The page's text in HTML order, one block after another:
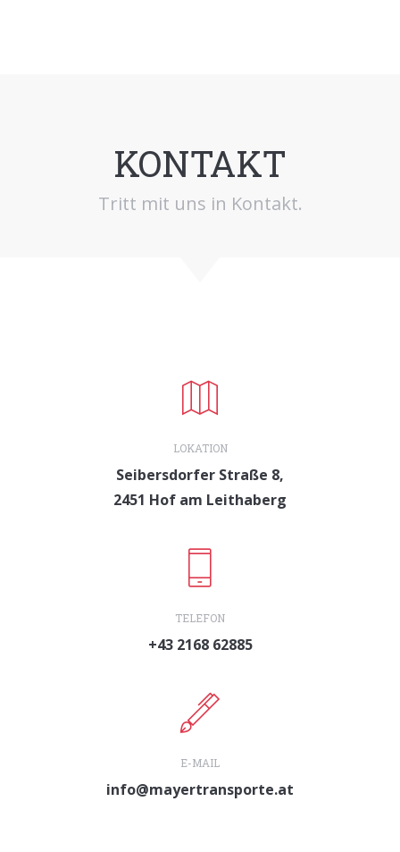
KONTAKT
Tritt mit uns in Kontakt.
LOKATION
Seibersdorfer Straße 8,
2451 Hof am Leithaberg
TELEFON
+43 2168 62885
E-MAIL
info@mayertransporte.at